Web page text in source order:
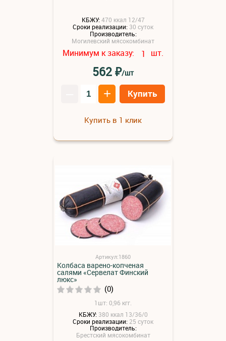
КБЖУ: 470 ккал 12/47
Сроки реализации: 30 суток
Производитель:
Могилевский мясокомбинат
Минимум к заказу: 1 шт.
562₽/шт
+ Купить
Купить в 1 клик
Артикул:1860
Колбаса варено-копченая
салями «Сервелат Финский
люкс»
(0)
1шт: 0,96 кгг.
КБЖУ: 380 ккал 13/36/0
Сроки реализации: 25 суток
Производитель:
Брестский мясокомбинат